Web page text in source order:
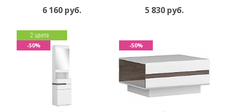
6 160 руб. 5 830 руб.
2 цвета
-50% -50%